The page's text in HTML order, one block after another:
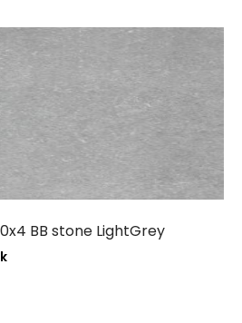
BB stone LightGrey